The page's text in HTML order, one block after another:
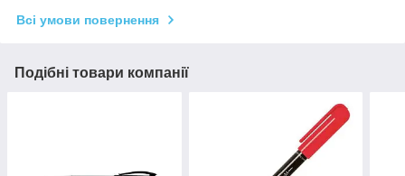
Всі умови повернення
Подібні товари компанії